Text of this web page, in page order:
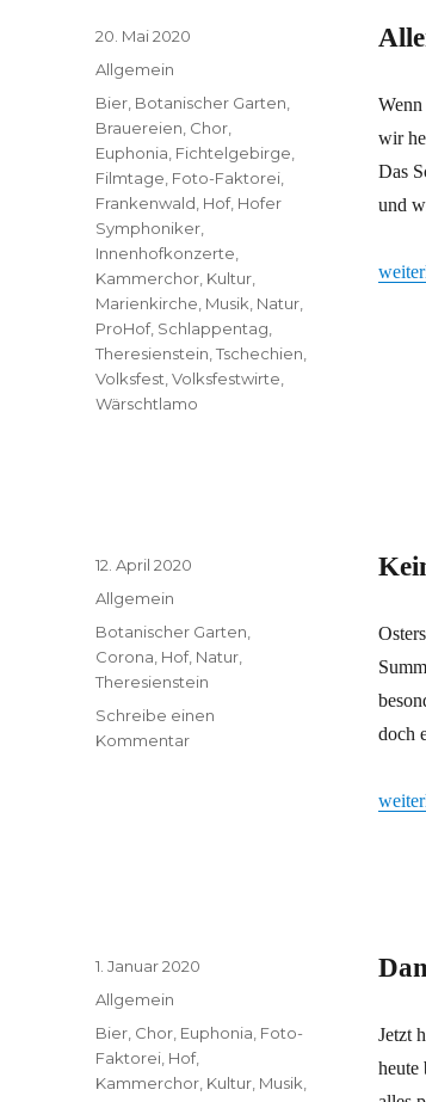
wir
Das
und
„Aller
Veröffentlicht
am
20. Mai 2020
Kategorien
Allgemein
Schlagwörter
Bier Botanischer Garten
Brauereien Chor
Euphonia Fichtelgebirge
Filmtage Foto-Faktorei
Frankenwald Hof, Hofer
Symphoniker
Innenhofkonzerte
Kammerchor Kultur
Marienkirche Musik Natur
ProHof, Schlappentag
Theresienstein ,Tschechien
Volksfest ,Volksfestwirte
Wärschtlamo
doch
Veröffentlicht
am
12. April 2020
Kategorien
Allgemein
Schlagwörter
Botanischer Garten
Corona Hof, Natur
Theresienstein
Schreibe einen
Kommentarzu
Jetzt
heute
Veröffentlicht
am
1. Januar 2020
Kategorien
Allgemein
Schlagwörter
Bier Chor Euphonia Foto-
Faktorei Hof,
Kammerchor Kultur Musik